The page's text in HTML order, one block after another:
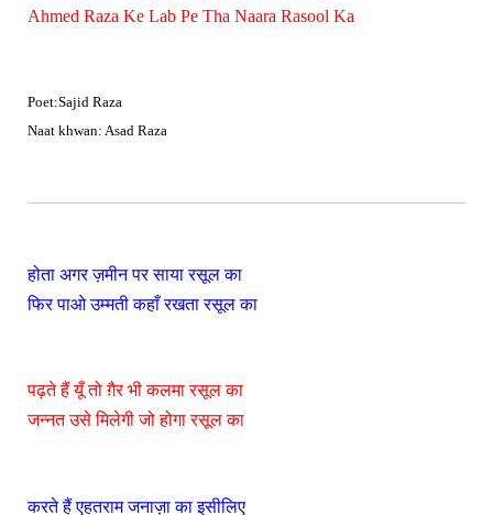
Ahmed Raza Ke Lab Pe Tha Naara Rasool Ka
Poet:Sajid Raza
Naat khwan: Asad Raza
होता अगर ज़मीन पर साया रसूल का
फिर पाओ उम्मती कहाँ रखता रसूल का
पढ़ते हैं यूँ तो ग़ैर भी कलमा रसूल का
जन्नत उसे मिलेगी जो होगा रसूल का
करते हैं एहतराम जनाज़ा का इसीलिए